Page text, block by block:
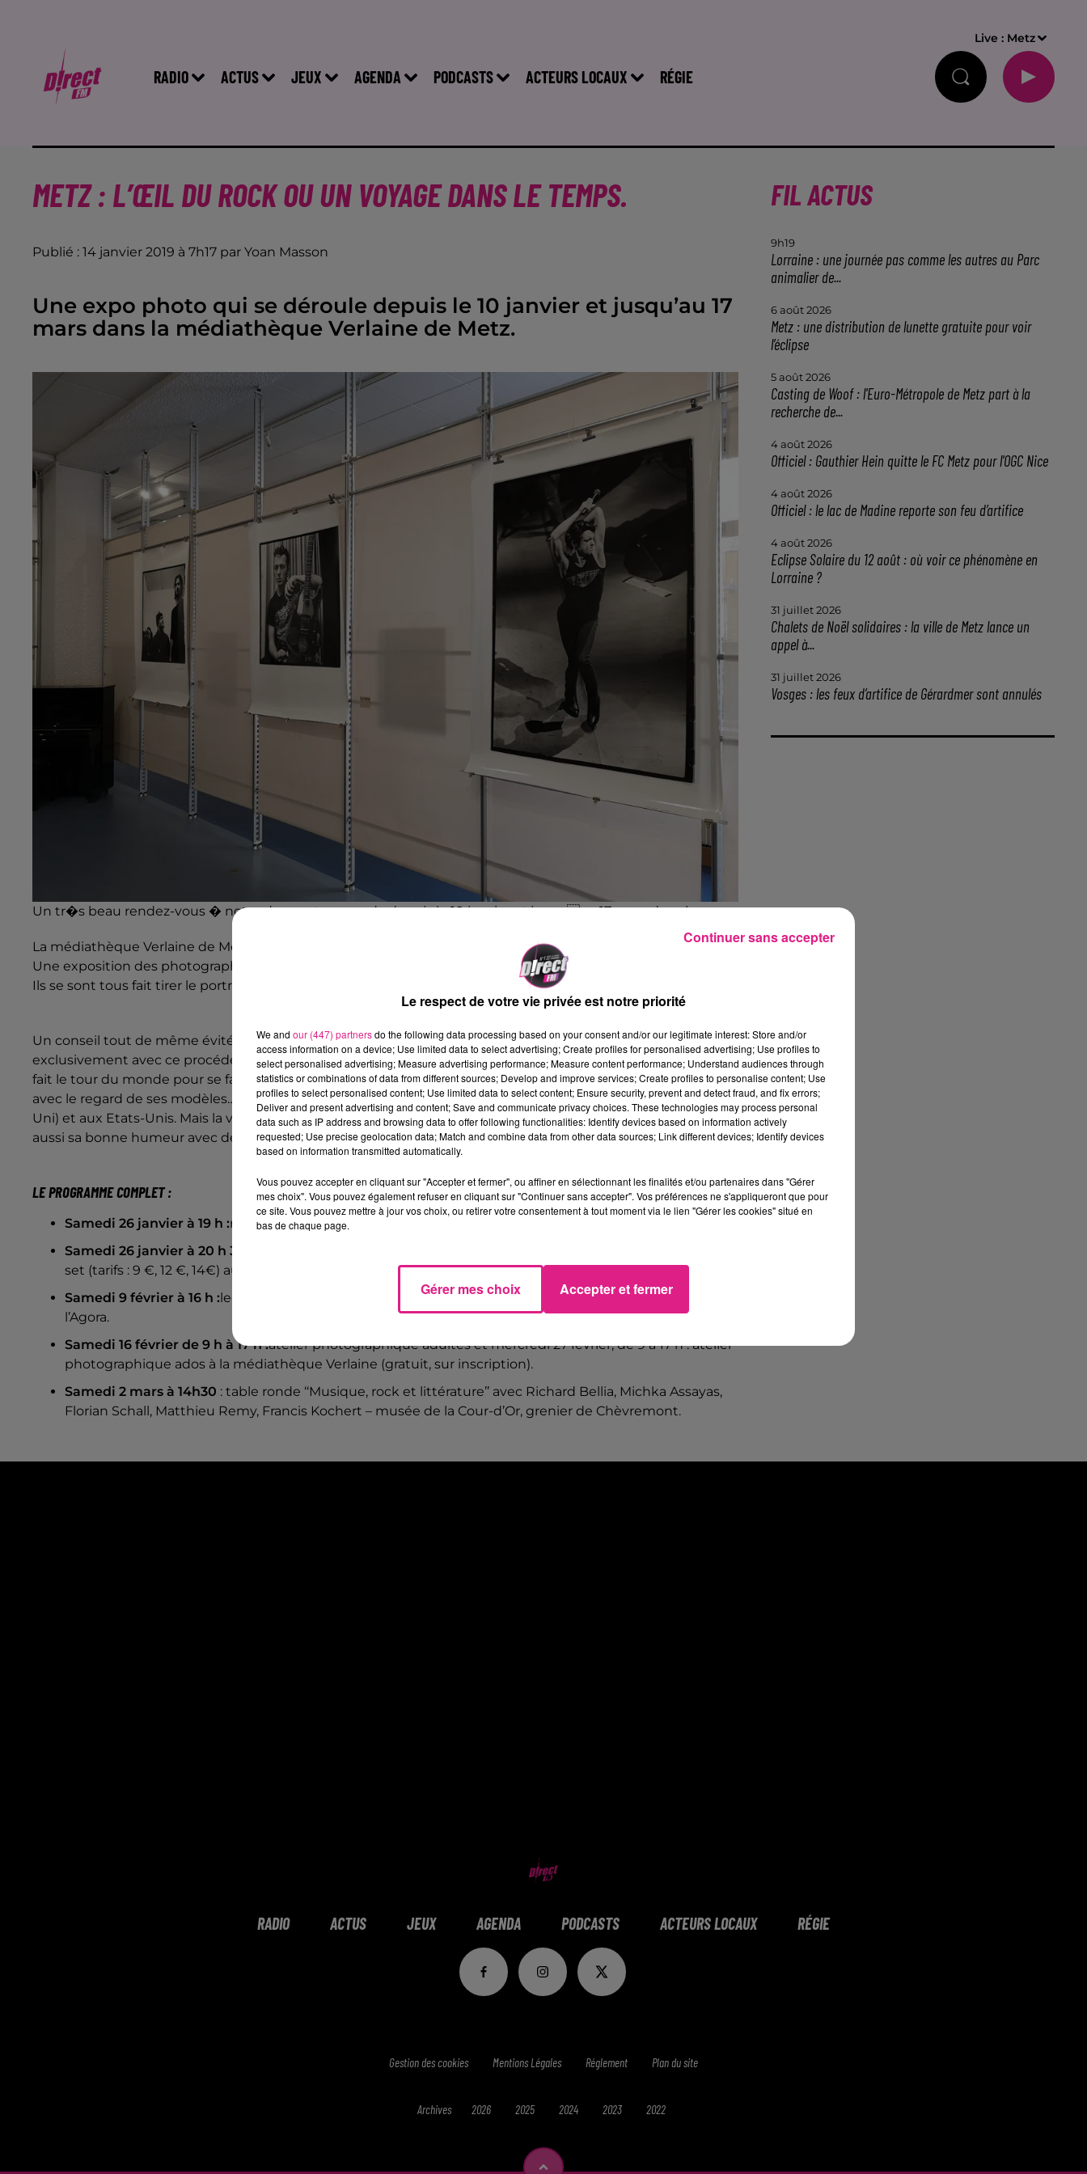
RADIO ACTUS JEUX AGENDA PODCASTS ACTEURS LOCAUX RÉGIE
Live : Metz
METZ : L’ŒIL DU ROCK OU UN VOYAGE DANS LE TEMPS.
Publié : 14 janvier 2019 à 7h17 par Yoan Masson
Une expo photo qui se déroule depuis le 10 janvier et jusqu’au 17
mars dans la médiathèque Verlaine de Metz.
Un tr�s beau rendez-vous � noter dans votre agenda depuis le 10 janvier et jusquau 17 mars dans la
La médiathèque Verlaine de Metz accueille depuis le jeudi 10 janvier et jusqu’au 17 Mars « l’œil du Rock».
Une exposition des photographies de
Paul McCartney
Ils se sont tous fait tirer le portrait par cet originaire de Longwy…
Un conseil tout de même évité de parler « photo numérique » à cet amoureux de l’argentique. Il travaille
exclusivement avec ce procédé (24X36 et moyen format), essentiellement en noir et blanc. Richard Bellia a
fait le tour du monde pour se faire la main sur les visages les plus populaires de la planète. En arrivant à jouer
avec le regard de ses modèles… Il expose ses photos en Europe (France, Belgique, Suisse, Géorgie, Royaume-
Uni) et aux Etats-Unis. Mais la ville deMetzgarde une place spéciale dans le cœur de l’artiste, il partagera
aussi sa bonne humeur avec des détenus et des lycéens.
LE PROGRAMME COMPLET :
Samedi 26 janvier à 19 h :rencontre avec Richard Bellia aux Trinitaires
Samedi 26 janvier à 20 h 30 :
set (tarifs : 9 €, 12 €, 14€) aux Trinitaires.
Samedi 9 février à 16 h :lecture/concert d’Hugues Reinert et Richard Bellia dans la médiathèque de
l’Agora.
Samedi 16 février de 9 h à 17 h :atelier photographique adultes et mercredi 27 février, de 9 à 17 h : atelier
photographique ados à la médiathèque Verlaine (gratuit, sur inscription).
Samedi 2 mars à 14h30 : table ronde ‘‘Musique, rock et littérature’’ avec Richard Bellia, Michka Assayas,
Florian Schall, Matthieu Remy, Francis Kochert – musée de la Cour-d’Or, grenier de Chèvremont.
FIL ACTUS
9h19
Lorraine : une journée pas comme les autres au Parc
animalier de...
6 août 2026
Metz : une distribution de lunette gratuite pour voir
l’éclipse
5 août 2026
Casting de Woof : l'Euro-Métropole de Metz part à la
recherche de...
4 août 2026
Officiel : Gauthier Hein quitte le FC Metz pour l'OGC Nice
4 août 2026
Officiel : le lac de Madine reporte son feu d’artifice
4 août 2026
Eclipse Solaire du 12 août : où voir ce phénomène en
Lorraine ?
31 juillet 2026
Chalets de Noël solidaires : la ville de Metz lance un
appel à...
31 juillet 2026
Vosges : les feux d’artifice de Gérardmer sont annulés
RADIO ACTUS JEUX AGENDA PODCASTS ACTEURS LOCAUX RÉGIE
Gestion des cookies Mentions Légales Réglement Plan du site
Archives 2026 2025 2024 2023 2022
Le respect de votre vie privée est notre priorité
We and our (447) partnersdo the following data processing based on your consent and/or our legitimate interest: Store and/or
access information on a device; Use limited data to select advertising; Create profiles for personalised advertising; Use profiles to
select personalised advertising; Measure advertising performance; Measure content performance; Understand audiences through
statistics or combinations of data from different sources; Develop and improve services; Create profiles to personalise content; Use
profiles to select personalised content; Use limited data to select content; Ensure security, prevent and detect fraud, and fix errors;
Deliver and present advertising and content; Save and communicate privacy choices. These technologies may process personal
data such as IP address and browsing data to offer following functionalities: Identify devices based on information actively
requested; Use precise geolocation data; Match and combine data from other data sources; Link different devices; Identify devices
based on information transmitted automatically.
Vous pouvez accepter en cliquant sur "Accepter et fermer", ou affiner en sélectionnant les finalités et/ou partenaires dans "Gérer
mes choix". Vous pouvez également refuser en cliquant sur "Continuer sans accepter". Vos préférences ne s'appliqueront que pour
ce site. Vous pouvez mettre à jour vos choix, ou retirer votre consentement à tout moment via le lien "Gérer les cookies" situé en
bas de chaque page.
Gérer mes choix Accepter et fermer
Continuer sans accepter